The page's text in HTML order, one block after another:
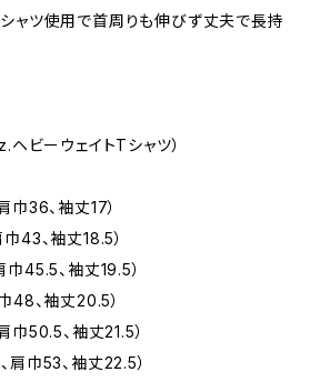
ャツ使用で首周りも伸びず丈夫で長持
ビーウェイトTシャツ）
巾36、袖丈17）
43、袖丈18.5）
巾45.5、袖丈19.5）
48、袖丈20.5）
巾50.5、袖丈21.5）
肩巾53、袖丈22.5）